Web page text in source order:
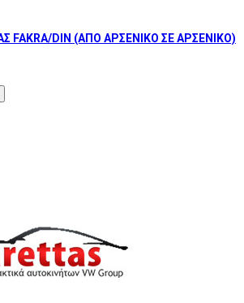
FAKRA/DIN (ΑΠΟ ΑΡΣΕΝΙΚΟ ΣΕ ΑΡΣΕΝΙΚΟ)